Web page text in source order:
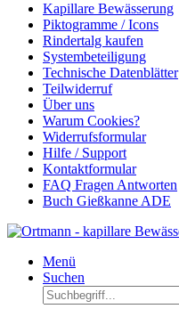
Kapillare Bewässerung
Piktogramme / Icons
Rindertalg kaufen
Systembeteiligung
Technische Datenblätter
Teilwiderruf
Über uns
Warum Cookies?
Widerrufsformular
Hilfe / Support
Kontaktformular
FAQ Fragen Antworten
Buch Gießkanne ADE
Menü
Suchen